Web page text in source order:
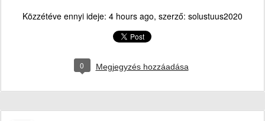
Közzétéve ennyi ideje: 4 hours ago, szerző: solustuus2020
0 Megjegyzés hozzáadása